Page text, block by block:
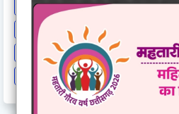
Politics
Rahul Gandhi Railway
Religion And Spirituality
sonia Gandhi
Sports Supreme
Train Cancel
Uttarpradesh